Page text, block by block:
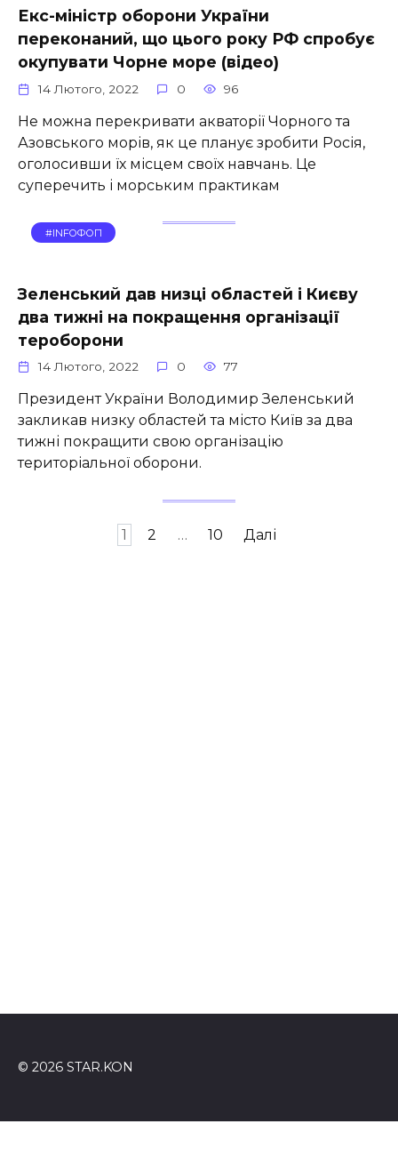
Екс-міністр оборони України
переконаний, що цього року РФ спробує
окупувати Чорне море (відео)
14 Лютого, 2022 0 96
Не можна перекривати акваторії Чорного та
Азовського морів, як це планує зробити Росія,
оголосивши їх місцем своїх навчань. Це
суперечить і морським практикам
#INFOФОП
Зеленський дав низці областей і Києву
два тижні на покращення організації
тероборони
14 Лютого, 2022 0 77
Президент України Володимир Зеленський
закликав низку областей та місто Київ за два
тижні покращити свою організацію
територіальної оборони.
1 2 … 10 Далі
© 2026 STAR.KON